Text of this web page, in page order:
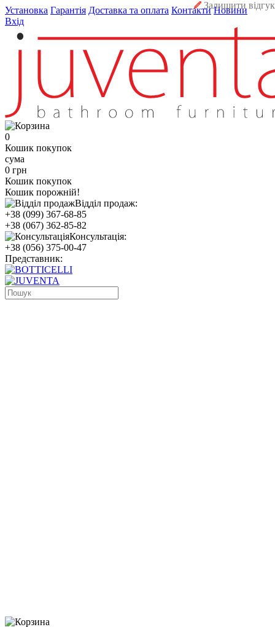
Установка Гарантія Доставка та оплата Контакти Новини
Вхід
0
Кошик покупок
сума
0 грн
Кошик покупок
Кошик порожній!
Відділ продаж:
+38 (099) 367-68-85
+38 (067) 362-85-82
Консультація:
+38 (056) 375-00-47
Представник:
Залишити відгук